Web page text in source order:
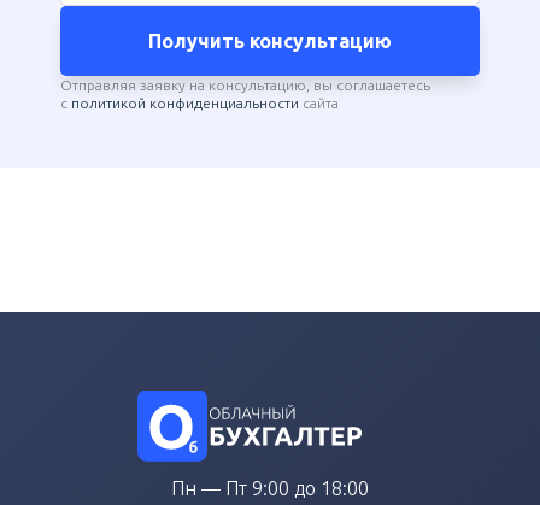
Получить консультацию
Отправляя заявку на консультацию, вы соглашаетесь
с политикой конфиденциальности сайта
Пн — Пт 9:00 до 18:00